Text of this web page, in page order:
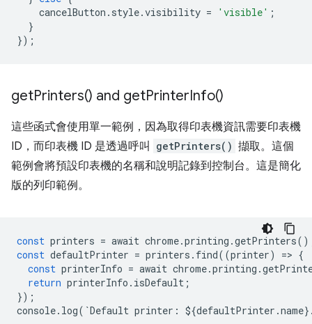
cancelButton . style.visibility = 'visible' ;
}
});
getPrinters() and getPrinterInfo()
這些函式會使用單一範例，因為取得印表機資訊需要印表機
ID，而印表機 ID 是透過呼叫
getPrinters() 擷取。這個
範例會將預設印表機的名稱和說明記錄到控制台。這是簡化
版的列印範例。
const printers = await chrome.printing .getPrinters
const defaultPrinter = printers . find((printer) => {
const printerInfo = await chrome.printing .
return printerInfo . isDefault ;
});
console. log( `Default printer : ${defaultPrinter .name}